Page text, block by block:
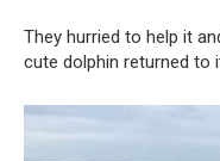
They hurried to help it
cute dolphin returned to